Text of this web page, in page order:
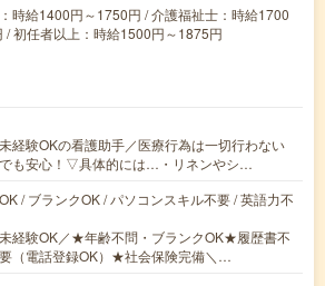
時給1400円～1750円 / 介護福祉士：時給1700
/ 初任者以上：時給1500円～1875円
経験OKの看護助手／医療行為は一切行わない
も安心！▽具体的には…・リネンやシ…
/ ブランクOK / パソコンスキル不要 / 英語力不
経験OK／★年齢不問・ブランクOK★履歴書不
（電話登録OK）★社会保険完備＼…